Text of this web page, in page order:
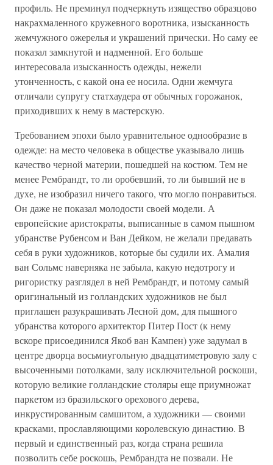
профиль. Не преминул подчеркнуть изящество образцово
накрахмаленного кружевного воротника, изысканность
жемчужного ожерелья и украшений прически. Но саму ее
показал замкнутой и надменной. Его больше
интересовала изысканность одежды, нежели
утонченность, с какой она ее носила. Одни жемчуга
отличали супругу статхаудера от обычных горожанок,
приходивших к нему в мастерскую.
Требованием эпохи было уравнительное однообразие в
одежде: на место человека в обществе указывало лишь
качество черной материи, пошедшей на костюм. Тем не
менее Рембрандт, то ли оробевший, то ли бывший не в
духе, не изобразил ничего такого, что могло понравиться.
Он даже не показал молодости своей модели. А
европейские аристократы, выписанные в самом пышном
убранстве Рубенсом и Ван Дейком, не желали предавать
себя в руки художников, которые бы судили их. Амалия
ван Сольмс наверняка не забыла, какую недотрогу и
ригористку разглядел в ней Рембрандт, и потому самый
оригинальный из голландских художников не был
приглашен разукрашивать Лесной дом, для пышного
убранства которого архитектор Питер Пост (к нему
вскоре присоединился Якоб ван Кампен) уже задумал в
центре дворца восьмиугольную двадцатиметровую залу с
высоченными потолками, залу исключительной роскоши,
которую великие голландские столяры еще приумножат
паркетом из бразильского орехового дерева,
инкрустированным самшитом, а художники — своими
красками, прославляющими королевскую династию. В
первый и единственный раз, когда страна решила
позволить себе роскошь, Рембрандта не позвали. Не